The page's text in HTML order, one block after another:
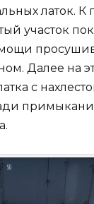
латок. К
участок
Далее на
с